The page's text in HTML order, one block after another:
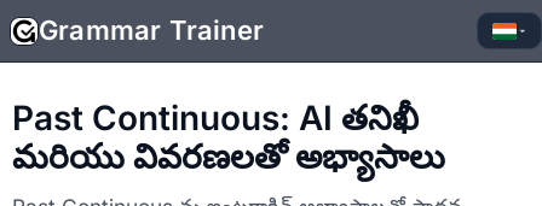
Grammar Trainer ▾
Past Continuous: AI తనిఖీ
మరియు వివరణలతో అభ్యాసాలు